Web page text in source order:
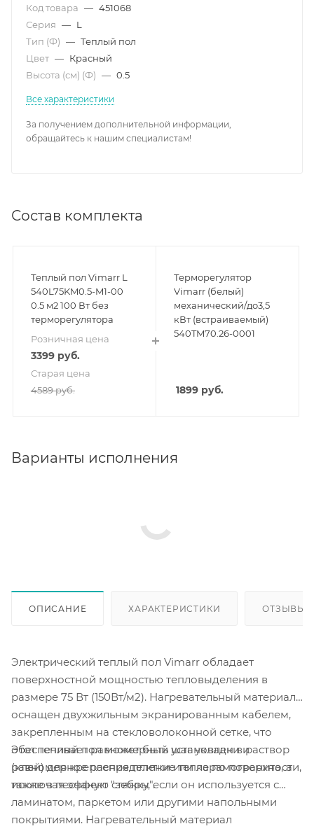
Код товара — 451068
Серия — L
Тип (Ф) — Теплый пол
Цвет — Красный
Высота (см) (Ф) — 0.5
Все характеристики
За получением дополнительной информации,
обращайтесь к нашим специалистам!
Состав комплекта
Теплый пол Vimarr L
540L75KM0.5-M1-00
0.5 м2 100 Вт без
терморегулятора
Розничная цена
3399руб.
Старая цена
4589руб.
Терморегулятор
Vimarr (белый)
механический/до3,5
кВт (встраиваемый)
540TM70.26-0001
1899 руб.
Варианты исполнения
ОПИСАНИЕ ХАРАКТЕРИСТИКИ ОТЗЫВЫ
Электрический теплый пол Vimarr обладает
поверхностной мощностью тепловыделения в
размере 75 Вт (150Вт/м2). Нагревательный материал
оснащен двухжильным экранированным кабелем,
закрепленным на стекловолоконной сетке, что
обеспечивает равномерный шаг укладки и
равномерное распределение тепла по поверхности,
исключая эффект "зебры".
Этот теплый пол может быть установлен в раствор
(клей) для крепления плитки или керамогранита, а
также в песчаную стяжку, если он используется с
ламинатом, паркетом или другими напольными
покрытиями. Нагревательный материал